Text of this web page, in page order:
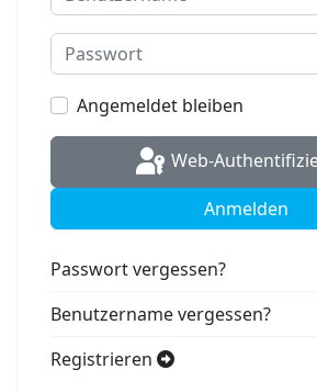
Passwort
Angemeldet bleiben
Web-
Anmelden
Passwort vergessen?
Benutzername vergessen?
Registrieren